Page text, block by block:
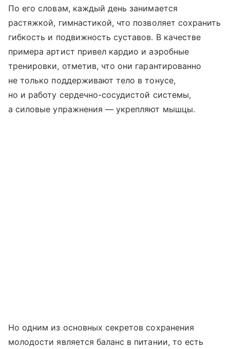
По его словам, каждый день занимается
растяжкой, гимнастикой, что позволяет сохранить
гибкость и подвижность суставов. В качестве
примера артист привел кардио и аэробные
тренировки, отметив, что они гарантированно
не только поддерживают тело в тонусе,
но и работу сердечно-сосудистой системы,
а силовые упражнения — укрепляют мышцы.
Но одним из основных секретов сохранения
молодости является баланс в питании, то есть